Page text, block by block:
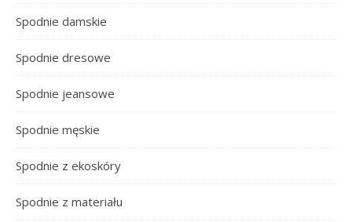
Spodnie damskie
Spodnie dresowe
Spodnie jeansowe
Spodnie męskie
Spodnie z ekoskóry
Spodnie z materiału